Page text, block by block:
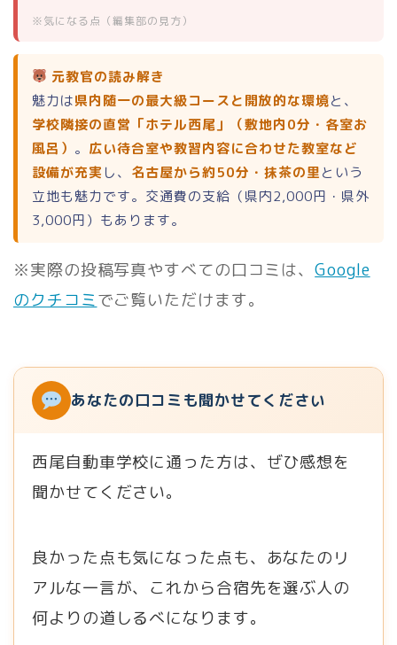
※気になる点（編集部の見方）
元教官の読み解き
魅力は県内随一の最大級コースと開放的な環境と、
学校隣接の直営「ホテル西尾」（敷地内0分・各室お
風呂） 。 広い待合室や教習内容に合わせた教室など
設備が充実 し、 名古屋から約50分・抹茶の里という
立地も魅力です。交通費の支給（県内2,000円・県外
3,000円）もあります。
※実際の投稿写真やすべての口コミは、Google
のクチコミでご覧いただけます。
あなたの口コミも聞かせてください
西尾自動車学校に通った方は、ぜひ感想を
聞かせてください。
良かった点も気になった点も、あなたのリ
アルな一言が、これから合宿先を選ぶ人の
何よりの道しるべになります。